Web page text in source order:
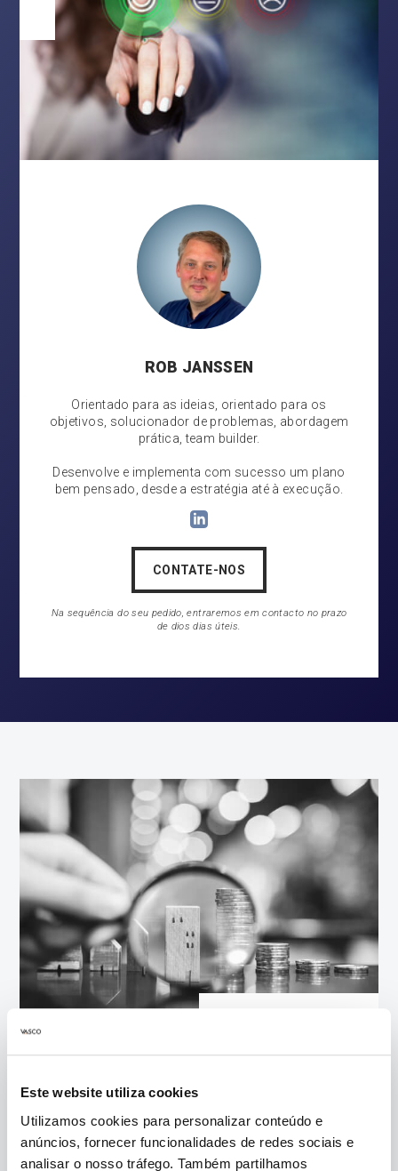
Este website utiliza cookies
Utilizamos cookies para personalizar conteúdo e
anúncios, fornecer funcionalidades de redes sociais e
analisar o nosso tráfego. Também partilhamos
ROB JANSSEN
Orientado para as ideias, orientado para os
objetivos, solucionador de problemas, abordagem
prática, team builder.
Desenvolve e implementa com sucesso um plano
bem pensado, desde a estratégia até à execução.
CONTATE-NOS
Na sequência do seu pedido, entraremos em contacto no prazo
de dios dias úteis.
VASCO SCAN
Apresentamos propostas de melhoria
concretas num curto espaço de tempo.
SAIBA MAIS